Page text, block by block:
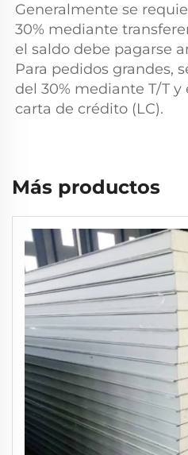
Generalmente se
30% mediante
el saldo debe pagarse
Para pedidos grandes,
del 30% mediante T/T
carta de crédito (LC).
Más productos